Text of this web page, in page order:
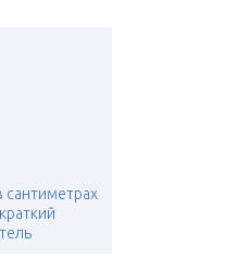
сантиметрах